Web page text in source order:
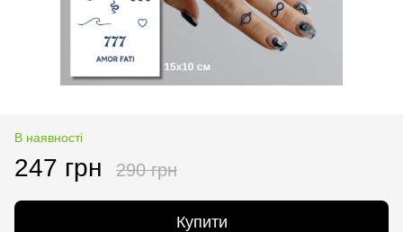
В наявності
247 грн 290 грн
Купити